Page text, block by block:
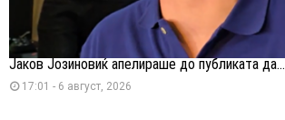
Јаков Јозиновиќ апелираше до публиката да...
17:01 - 6 август, 2026